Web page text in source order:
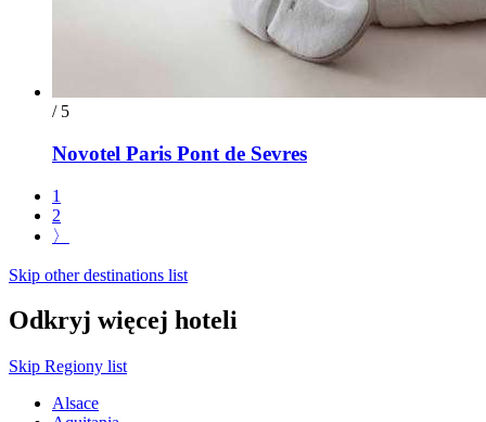
/ 5
Novotel Paris Pont de Sevres
1
2
〉
Skip other destinations list
Odkryj więcej hoteli
Skip Regiony list
Alsace